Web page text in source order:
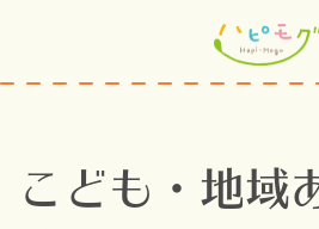
こども・地域